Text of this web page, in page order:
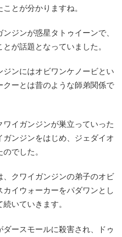
とが分かりますね。
ジンが惑星タトゥイーンで、
が話題となっていました。
ジンにはオビワンケノービとい
クーとは昔のような師弟関係で
ワイガンジンが巣立っていった
ンジンをはじめ、ジェダイオ
でした。
、クワイガンジンの弟子のオビ
カイウォーカーをパダワンとし
いていきます。
ースモールに殺害され、ドゥ